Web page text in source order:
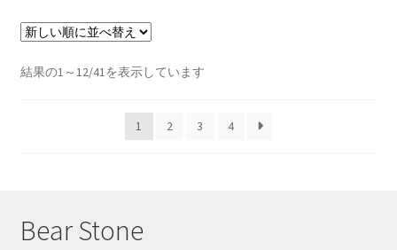
結果の1～12/41を表示しています新
1 2 3 4
Bear Stone